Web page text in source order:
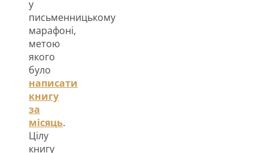
у
письменницькому
марафоні,
метою
якого
було
написати
книгу
за
місяць.
Цілу
книгу